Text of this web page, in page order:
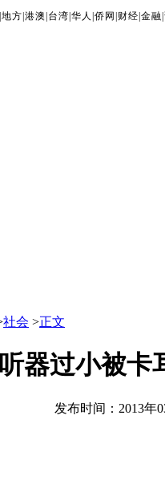
|地方 |港澳 台湾 |华人 |侨网 财经 |金融 |
社会 >正文
器过小被卡
发布时间：2013年